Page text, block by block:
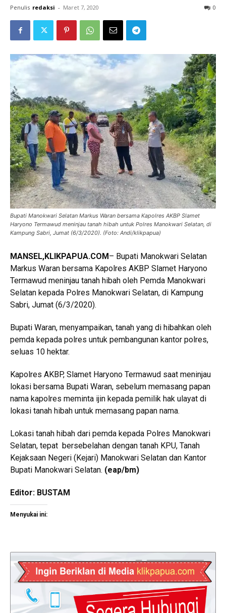
Penulis redaksi - Maret 7, 2020 0
Bupati Manokwari Selatan Markus Waran bersama Kapolres AKBP Slamet
Haryono Termawud meninjau tanah hibah untuk Polres Manokwari Selatan, di
Kampung Sabri, Jumat (6/3/2020). (Foto: Andi/klikpapua)
MANSEL,KLIKPAPUA.COM– Bupati Manokwari Selatan
Markus Waran bersama Kapolres AKBP Slamet Haryono
Termawud meninjau tanah hibah oleh Pemda Manokwari
Selatan kepada Polres Manokwari Selatan, di Kampung
Sabri, Jumat (6/3/2020).
Bupati Waran, menyampaikan, tanah yang di hibahkan oleh
pemda kepada polres untuk pembangunan kantor polres,
seluas 10 hektar.
Kapolres AKBP, Slamet Haryono Termawud saat meninjau
lokasi bersama Bupati Waran, sebelum memasang papan
nama kapolres meminta ijin kepada pemilik hak ulayat di
lokasi tanah hibah untuk memasang papan nama.
Lokasi tanah hibah dari pemda kepada Polres Manokwari
Selatan, tepat bersebelahan dengan tanah KPU, Tanah
Kejaksaan Negeri (Kejari) Manokwari Selatan dan Kantor
Bupati Manokwari Selatan. (eap/bm)
Editor: BUSTAM
Menyukai ini: